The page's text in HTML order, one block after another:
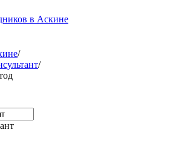
в Аскине
/
/